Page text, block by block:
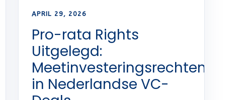
APRIL 29, 2026
Pro-rata Rights
Uitgelegd:
Meetinvesteringsrechten
in Nederlandse VC-